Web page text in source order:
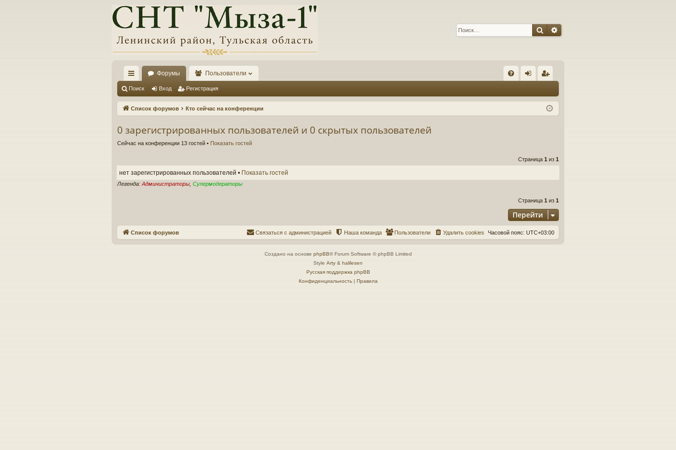
ПоискРасширенный поиск
с
ы
и
Форумы Пользователи
Q д ис
Поиск Вход Регистрация
Список форумов Кто сейчас на конференции
0 зарегистрированных пользователей и 0 скрытых пользователей
Сейчас на конференции 13 гостей • Показать гостей
Страница 1 из 1
нет зарегистрированных пользователей • Показать гостей
Легенда:Администраторы, Супермодераторы
Страница 1 из 1
Перейти
Список форумов Часовой пояс: UTC+03:00
Удалить cookies
Пользователи
Наша команда
Связаться с администрацией
Создано на основе phpBB® Forum Software © phpBB Limited
Style Arty & halilesen
Русская поддержка phpBB
Конфиденциальность| Правила